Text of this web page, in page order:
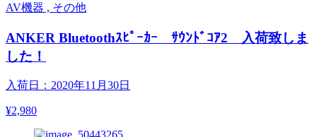
AV機器 , その他
ANKER Bluetoothｽﾋﾟｰｶｰ ｻｳﾝﾄﾞｺｱ2 入荷致しま
した！
入荷日：2020年11月30日
¥2,980